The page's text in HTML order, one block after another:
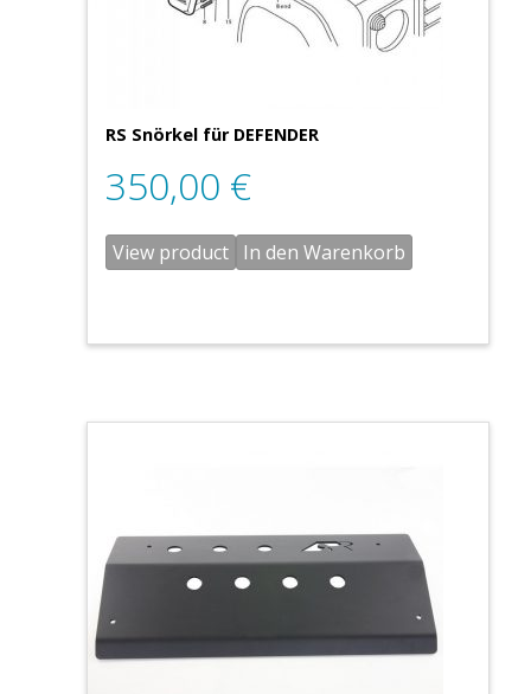
RS Snörkel für DEFENDER
350,00 €
View product In den Warenkorb